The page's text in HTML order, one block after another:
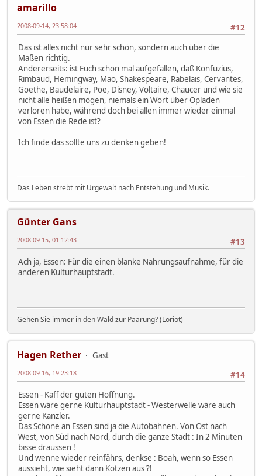
amarillo
#12
2008-09-14, 23:58:04
Das ist alles nicht nur sehr schön, sondern auch über die
Maßen richtig.
Andererseits: ist Euch schon mal aufgefallen, daß Konfuzius,
Rimbaud, Hemingway, Mao, Shakespeare, Rabelais, Cervantes,
Goethe, Baudelaire, Poe, Disney, Voltaire, Chaucer und wie sie
nicht alle heißen mögen, niemals ein Wort über Opladen
verloren habe, während doch bei allen immer wieder einmal
von Essendie Rede ist?
Ich finde das sollte uns zu denken geben!
Das Leben strebt mit Urgewalt nach Entstehung und Musik.
Günter Gans
#13
2008-09-15, 01:12:43
Ach ja, Essen: Für die einen blanke Nahrungsaufnahme, für die
anderen Kulturhauptstadt.
Gehen Sie immer in den Wald zur Paarung? (Loriot)
Hagen Rether
Gast
#14
2008-09-16, 19:23:18
Essen - Kaff der guten Hoffnung.
Essen wäre gerne Kulturhauptstadt - Westerwelle wäre auch
gerne Kanzler.
Das Schöne an Essen sind ja die Autobahnen. Von Ost nach
West, von Süd nach Nord, durch die ganze Stadt : In 2 Minuten
bisse draussen !
Und wenne wieder reinfährs, denkse : Boah, wenn so Essen
aussieht, wie sieht dann Kotzen aus ?!